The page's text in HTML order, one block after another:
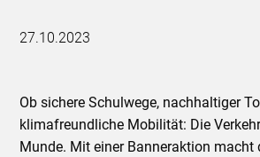
27.10.2023
Ob sichere Schulwege, nachhaltiger
klimafreundliche Mobilität: Die
Munde. Mit einer Banneraktion macht